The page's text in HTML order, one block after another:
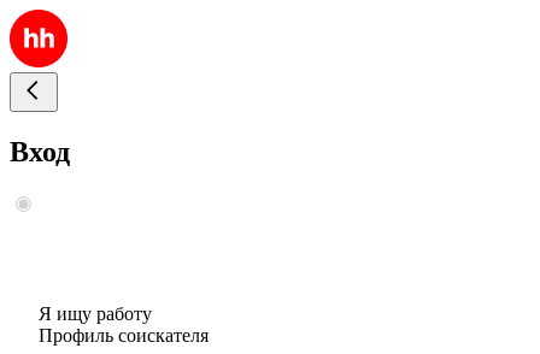
Вход
Я ищу работу
Профиль соискателя